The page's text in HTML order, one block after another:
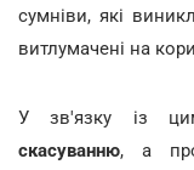
сумніви, які
витлумачені на
У зв'язку із
скасуванню, а